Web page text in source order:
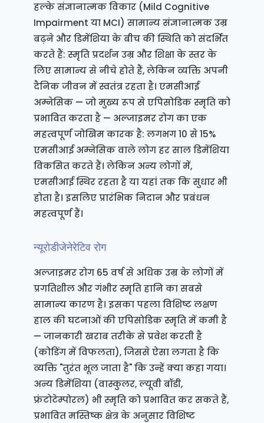
हल्के संज्ञानात्मक विकार (Mild Cognitive
Impairment या MCI) सामान्य संज्ञानात्मक उम्र
बढ़ने और डिमेंशिया के बीच की स्थिति को संदर्भित
करते हैं: स्मृति प्रदर्शन उम्र और शिक्षा के स्तर के
लिए सामान्य से नीचे होते हैं, लेकिन व्यक्ति अपनी
दैनिक जीवन में स्वतंत्र रहता है। एमसीआई
अम्नेसिक — जो मुख्य रूप से एपिसोडिक स्मृति को
प्रभावित करता है — अल्जाइमर रोग का एक
महत्वपूर्ण जोखिम कारक है: लगभग 10 से 15%
एमसीआई अम्नेसिक वाले लोग हर साल डिमेंशिया
विकसित करते हैं। लेकिन अन्य लोगों में,
एमसीआई स्थिर रहता है या यहां तक कि सुधार भी
होता है। इसलिए प्रारंभिक निदान और प्रबंधन
महत्वपूर्ण हैं।
न्यूरोडीजेनेरेटिव रोग
अल्जाइमर रोग 65 वर्ष से अधिक उम्र के लोगों में
प्रगतिशील और गंभीर स्मृति हानि का सबसे
सामान्य कारण है। इसका पहला विशिष्ट लक्षण
हाल की घटनाओं की एपिसोडिक स्मृति में कमी है
— जानकारी खराब तरीके से प्रवेश करती है
(कोडिंग में विफलता), जिससे ऐसा लगता है कि
व्यक्ति "तुरंत भूल जाता है" कि उन्हें क्या कहा गया।
अन्य डिमेंशिया (वास्कुलर, ल्यूवी बॉडी,
फ्रंटोटेम्पोरल) भी स्मृति को प्रभावित कर सकते हैं,
प्रभावित मस्तिष्क क्षेत्र के अनुसार विशिष्ट